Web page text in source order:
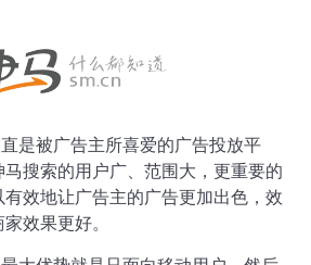
被广告主所喜爱的广告投放平
搜索的用户广、范围大，更重要的
效地让广告主的广告更加出色，效
效果更好。